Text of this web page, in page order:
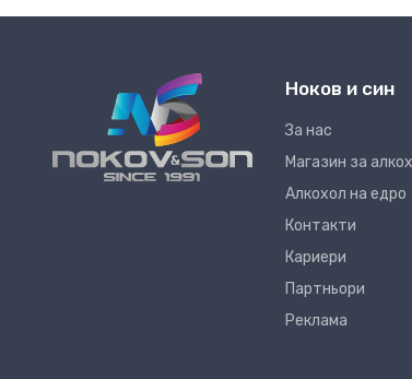
Ноков и син
За нас
Магазин за
Алкохол на едро
Контакти
Кариери
Партньори
Реклама